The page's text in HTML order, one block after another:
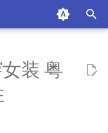
装 粤